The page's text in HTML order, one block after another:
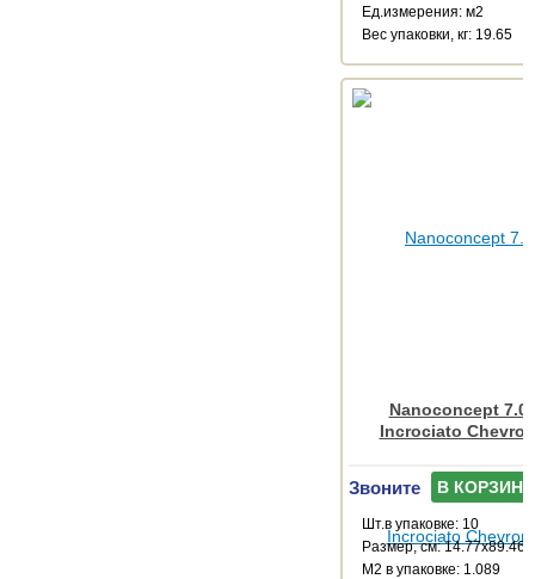
Ед.измерения: м2
Веc упаковки, кг: 19.65
Nanoconcept 7.0
Incrociato
Звоните В КОРЗИНУ
Шт.в упаковке: 10
Размер, см: 14.77x89.46
М2 в упаковке: 1.089